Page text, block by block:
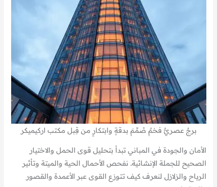
برجٌ عصريٌّ فخمٌ صُمِّمَ بدقةٍ وابتكارٍ من قِبل مكتب اركيميكر
الأمان والجودة في المباني تبدأ بتحليل قوى الحمل والاختيار
الصحيح للجملة الإنشائية. نفحص الأحمال الحية والميتة وتأثير
الرياح والزلازل لنعرف كيف تتوزع القوى عبر الأعمدة والقصور